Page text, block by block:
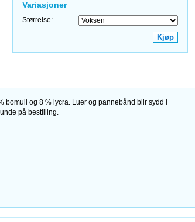
Variasjoner
Størrelse:
bomull og 8 % lycra. Luer og pannebånd blir sydd i
på bestilling.